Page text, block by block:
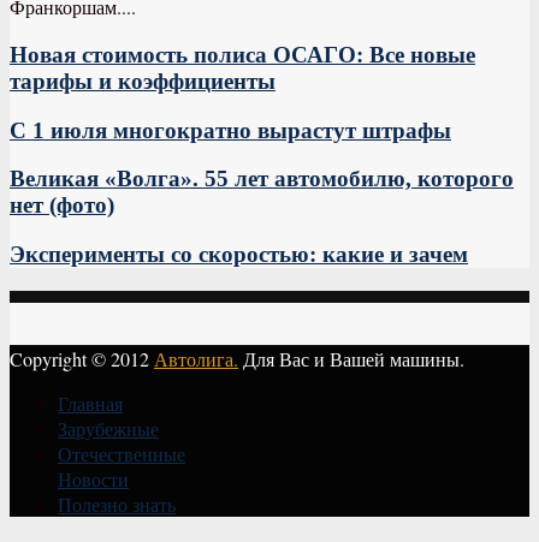
Франкоршам....
Новая стоимость полиса ОСАГО: Все новые
тарифы и коэффициенты
С 1 июля многократно вырастут штрафы
Великая «Волга». 55 лет автомобилю, которого
нет (фото)
Эксперименты со скоростью: какие и зачем
Copyright © 2012 Автолига. Для Вас и Вашей машины.
Главная
Зарубежные
Отечественные
Новости
Полезно знать